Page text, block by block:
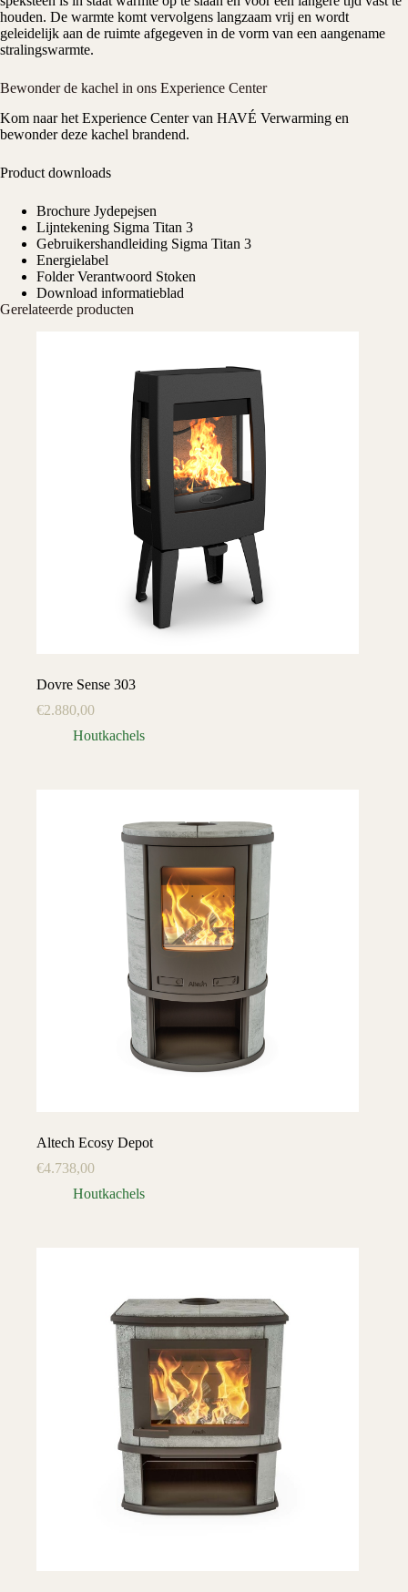
houden. De warmte komt vervolgens langzaam vrij en wordt
geleidelijk aan de ruimte afgegeven in de vorm van een aangename
stralingswarmte.
Bewonder de kachel in ons Experience Center
Kom naar het Experience Centervan HAVÉ Verwarming en
bewonder deze kachel brandend.
Product downloads
Brochure Jydepejsen
Lijntekening Sigma Titan 3
Gebruikershandleiding Sigma Titan 3
Energielabel
Folder Verantwoord Stoken
Download informatieblad
Gerelateerde producten
Dovre Sense 303
€2.880,00
Houtkachels
Altech Ecosy Depot
€4.738,00
Houtkachels